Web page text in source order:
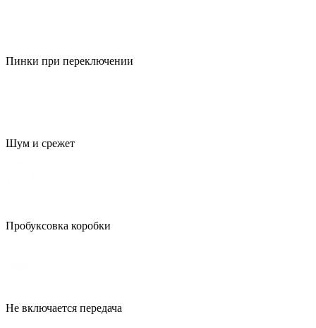
Пинки при переключении
Шум и срежет
Пробуксовка коробки
Не включается передача